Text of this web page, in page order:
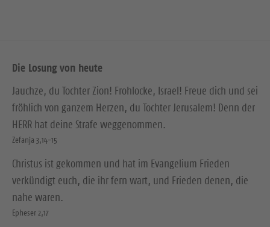
Die Losung von heute
Jauchze, du Tochter Zion! Frohlocke, Israel! Freue dich und sei
fröhlich von ganzem Herzen, du Tochter Jerusalem! Denn der
HERR hat deine Strafe weggenommen.
Zefanja 3,14-15
Christus ist gekommen und hat im Evangelium Frieden
verkündigt euch, die ihr fern wart, und Frieden denen, die
nahe waren.
Epheser 2,17